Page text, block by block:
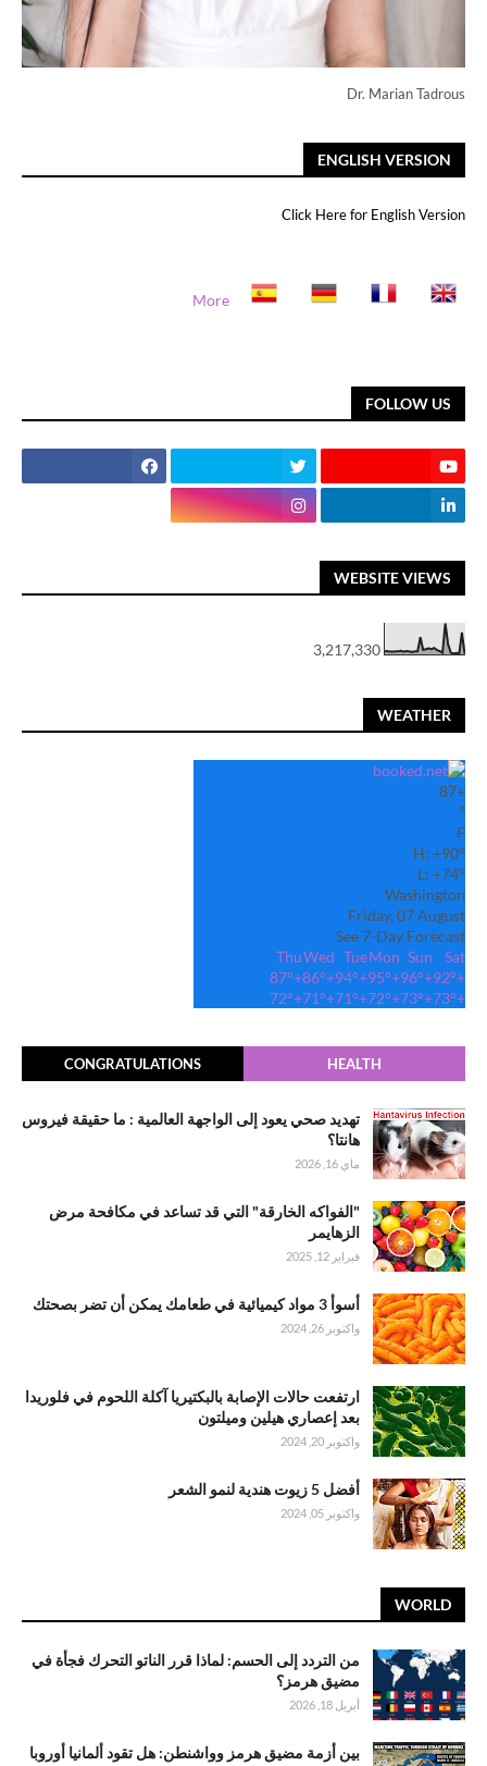
Dr. Marian Tadrous
ENGLISH VERSION
Click Here for English Version
More
FOLLOW US
WEBSITE VIEWS
3,217,330
WEATHER
+
87
°
F
H: +90°
L: +74°
Washington
Friday, 07 August
See 7-Day Forecast
Sat
Sun
Mon
Tue
Wed
Thu
+
92°
+
96°
+
95°
+
94°
+
86°
+
87°
+
73°
+
73°
+
72°
+
71°
+
71°
+
72°
HEALTH
CONGRATULATIONS
تهديد صحي يعود إلى الواجهة العالمية : ما حقيقة فيروس
هانتا؟
ماي 16, 2026
"الفواكه الخارقة" التي قد تساعد في مكافحة مرض
الزهايمر
فبراير 12, 2025
أسوأ 3 مواد كيميائية في طعامك يمكن أن تضر بصحتك
واكتوبر 26, 2024
ارتفعت حالات الإصابة بالبكتيريا آكلة اللحوم في فلوريدا
بعد إعصاري هيلين وميلتون
واكتوبر 20, 2024
أفضل 5 زيوت هندية لنمو الشعر
واكتوبر 05, 2024
WORLD
من التردد إلى الحسم: لماذا قرر الناتو التحرك فجأة في
مضيق هرمز؟
أبريل 18, 2026
بين أزمة مضيق هرمز وواشنطن: هل تقود ألمانيا أوروبا